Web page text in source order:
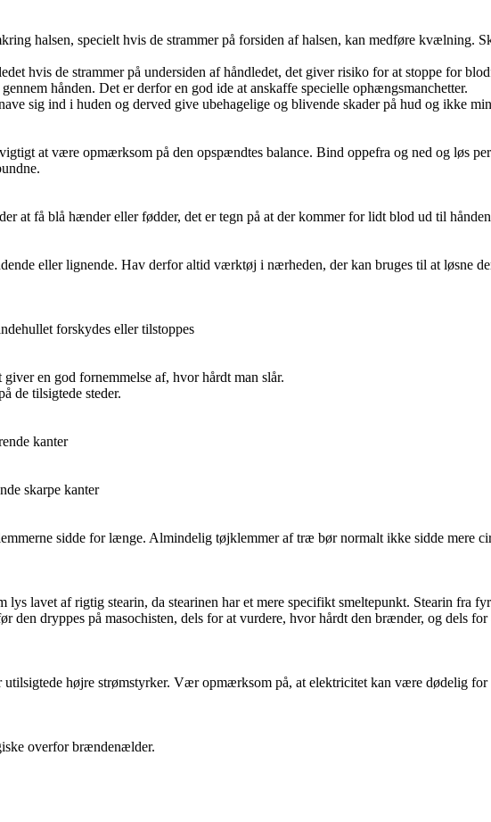
halsen, specielt hvis de strammer på forsiden af halsen, kan medføre
hvis de strammer på undersiden af håndledet, det giver risiko for at stoppe for
hånden. Det er derfor en god ide at anskaffe specielle ophængsmanchetter.
sig ind i huden og derved give ubehagelige og blivende skader på hud og ikke
at være opmærksom på den opspændtes balance. Bind oppefra og ned og løs
at få blå hænder eller fødder, det er tegn på at der kommer for lidt blod ud til
eller lignende. Hav derfor altid værktøj i nærheden, der kan bruges til at løsne
forskydes eller tilstoppes
en god fornemmelse af, hvor hårdt man slår.
de tilsigtede steder.
kanter
skarpe kanter
sidde for længe. Almindelig tøjklemmer af træ bør normalt ikke sidde mere
lavet af rigtig stearin, da stearinen har et mere specifikt smeltepunkt. Stearin fra
den dryppes på masochisten, dels for at vurdere, hvor hårdt den brænder, og dels
højre strømstyrker. Vær opmærksom på, at elektricitet kan være dødelig
overfor brændenælder.